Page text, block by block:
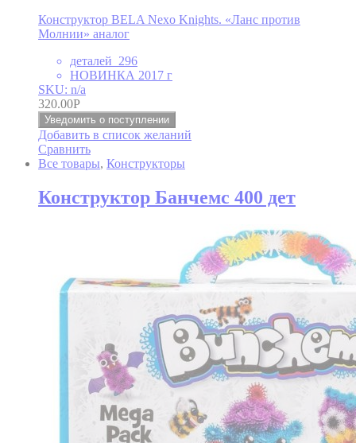
Конструктор BELA Nexo Knights. «Ланс против
Молнии» аналог
деталей 296
НОВИНКА 2017 г
SKU: n/a
320.00Р
Уведомить о поступлении
Добавить в список желаний
Сравнить
Все товары, Конструкторы
Конструктор Банчемс 400 дет